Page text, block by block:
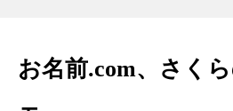
お名前.com、さく